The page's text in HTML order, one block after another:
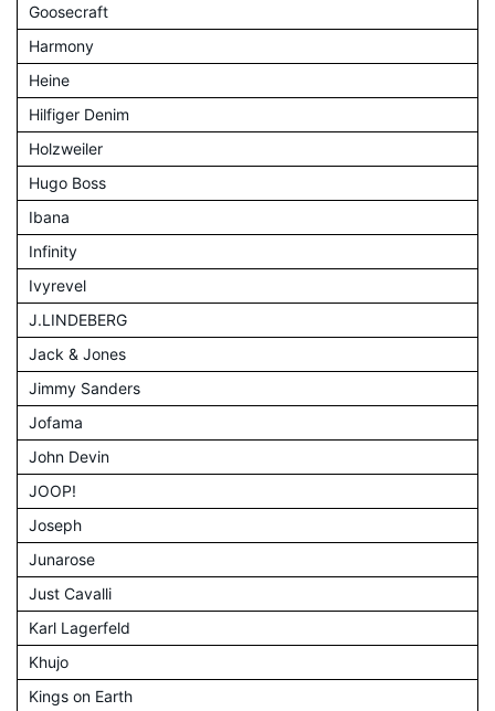
Goosecraft
Harmony
Heine
Hilfiger Denim
Holzweiler
Hugo Boss
Ibana
Infinity
Ivyrevel
J.LINDEBERG
Jack & Jones
Jimmy Sanders
Jofama
John Devin
JOOP!
Joseph
Junarose
Just Cavalli
Karl Lagerfeld
Khujo
Kings on Earth